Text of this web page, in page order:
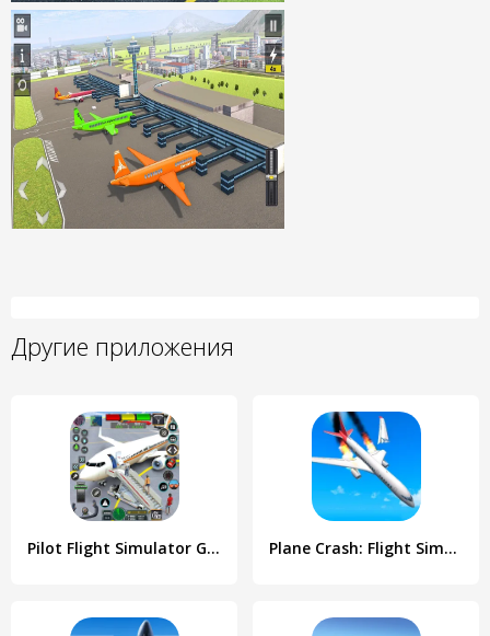
Другие приложения
Pilot Flight Simulator Games Plane Crash: Flight Simulator